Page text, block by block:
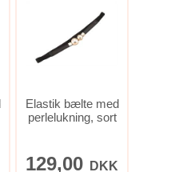
Elastik bælte med
perlelukning, sort
129,00 DKK